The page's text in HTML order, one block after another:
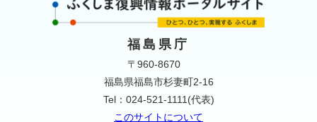
福島県庁
〒960-8670
福島県福島市杉妻町2-16
Tel：024-521-1111(代表)
このサイトについて